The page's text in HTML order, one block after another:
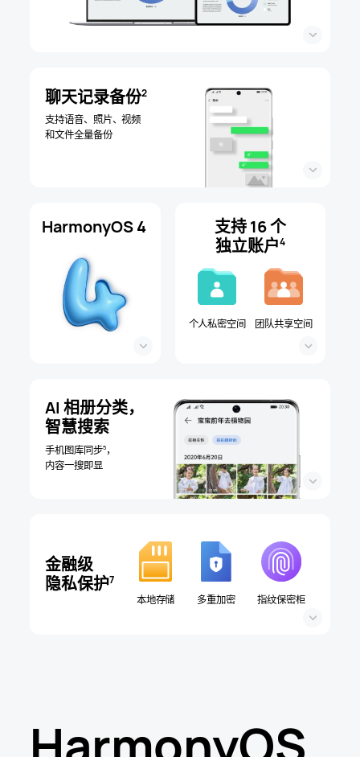
聊天记录备份2
支持语音、照片、视频
和文件全量备份
HarmonyOS 4
支持 16 个
独立账户4
个人私密空间 团队共享空间
AI 相册分类，
智慧搜索
手机图库同步5，
内容一搜即显
金融级
隐私保护7
本地存储
多重加密 指纹保密柜